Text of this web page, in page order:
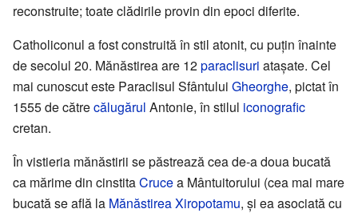
reconstruite; toate clădirile provin din epoci diferite.
Catholiconul a fost construită în stil atonit, cu puțin înainte
de secolul 20. Mănăstirea are 12paraclisuri atașate. Cel
mai cunoscut este Paraclisul Sfântului Gheorghe, pictat în
1555 de cătrecălugărul Antonie, în stilul iconografic
cretan.
În vistieria mănăstirii se păstrează cea de-a doua bucată
ca mărime din cinstitaCrucea Mântuitorului (cea mai mare
bucată se află la Mănăstirea Xiropotamu, și ea asociată cu